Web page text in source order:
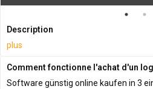
Description
plus
Comment fonctionne l'achat d'un
Software günstig online kaufen in 3